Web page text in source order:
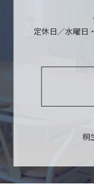
定休日／水曜
桐